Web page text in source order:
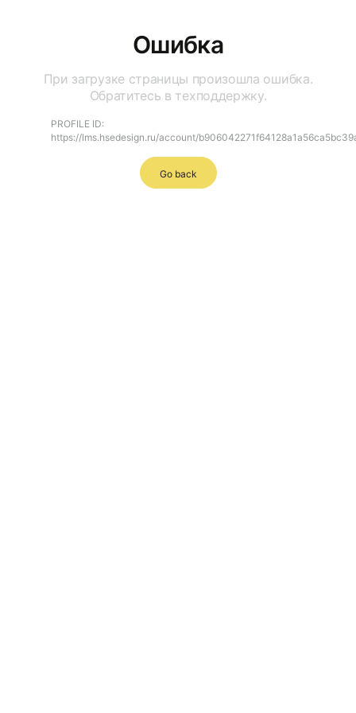
Ошибка
При загрузке страницы произошла ошибка.
Обратитесь в техподдержку.
PROFILE ID:
https://lms.hsedesign.ru/account/
Go back